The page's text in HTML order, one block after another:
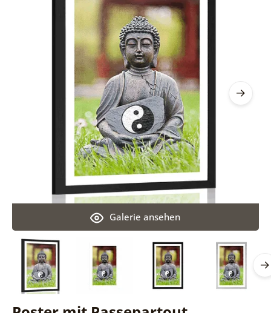
Galerie ansehen